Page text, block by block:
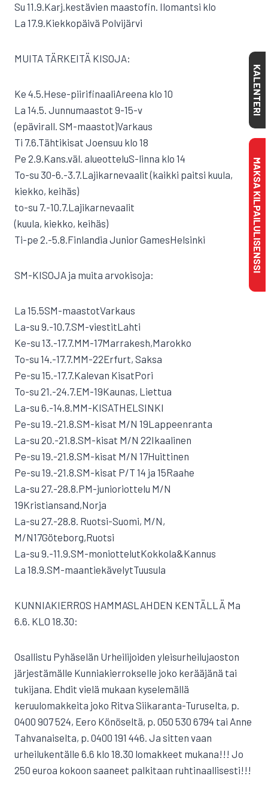
Su 11.9.Karj.kestävien maastofin. Ilomantsi klo
La 17.9.Kiekkopäivä Polvijärvi
MUITA TÄRKEITÄ KISOJA:
Ke 4.5.Hese-piirifinaaliAreena klo 10
La 14.5. Junnumaastot 9-15-v
(epävirall. SM-maastot)Varkaus
Ti 7.6.Tähtikisat Joensuu klo 18
Pe 2.9.Kans.väl. alueotteluS-linna klo 14
To-su 30-6.-3.7.Lajikarnevaalit (kaikki paitsi kuula,
kiekko, keihäs)
to-su 7.-10.7.Lajikarnevaalit
(kuula, kiekko, keihäs)
Ti-pe 2.-5.8.Finlandia Junior GamesHelsinki
SM-KISOJA ja muita arvokisoja:
La 15.5SM-maastotVarkaus
La-su 9.-10.7.SM-viestitLahti
Ke-su 13.-17.7.MM-17Marrakesh,Marokko
To-su 14.-17.7.MM-22Erfurt, Saksa
Pe-su 15.-17.7.Kalevan KisatPori
To-su 21.-24.7.EM-19Kaunas, Liettua
La-su 6.-14.8.MM-KISATHELSINKI
Pe-su 19.-21.8.SM-kisat M/N 19Lappeenranta
La-su 20.-21.8.SM-kisat M/N 22Ikaalinen
Pe-su 19.-21.8.SM-kisat M/N 17Huittinen
Pe-su 19.-21.8.SM-kisat P/T 14 ja 15Raahe
La-su 27.-28.8.PM-junioriottelu M/N
19Kristiansand,Norja
La-su 27.-28.8. Ruotsi-Suomi, M/N,
M/N17Göteborg,Ruotsi
La-su 9.-11.9.SM-moniottelutKokkola&Kannus
La 18.9.SM-maantiekävelytTuusula
KUNNIAKIERROS HAMMASLAHDEN KENTÄLLÄ Ma
6.6. KLO 18.30:
Osallistu Pyhäselän Urheilijoiden yleisurheilujaoston
järjestämälle Kunniakierrokselle joko kerääjänä tai
tukijana. Ehdit vielä mukaan kyselemällä
keruulomakkeita joko Ritva Siikaranta-Turuselta, p.
0400 907 524, Eero Könöseltä, p. 050 530 6794 tai Anne
Tahvanaiselta, p. 0400 191 446. Ja sitten vaan
urheilukentälle 6.6 klo 18.30 lomakkeet mukana!!! Jo
250 euroa kokoon saaneet palkitaan ruhtinaallisesti!!!
KALENTERI
MAKSA KILPAILULISENSSI